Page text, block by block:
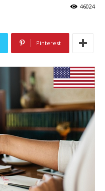
46024
Pinterest